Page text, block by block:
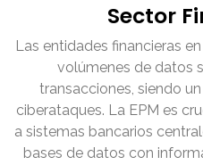
Sector
Las entidades financieras
volúmenes de datos
transacciones, siendo
ciberataques. La EPM es
a sistemas bancarios
bases de datos con